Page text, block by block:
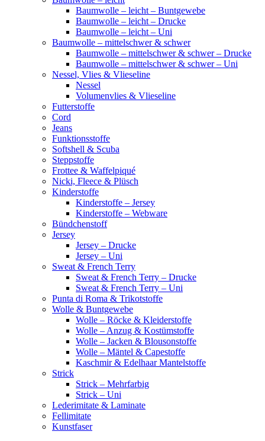
Baumwolle – leicht – Buntgewebe
Baumwolle – leicht – Drucke
Baumwolle – leicht – Uni
Baumwolle – mittelschwer & schwer
Baumwolle – mittelschwer & schwer – Drucke
Baumwolle – mittelschwer & schwer – Uni
Nessel, Vlies & Vlieseline
Nessel
Volumenvlies & Vlieseline
Futterstoffe
Cord
Jeans
Funktionsstoffe
Softshell & Scuba
Steppstoffe
Frottee & Waffelpiqué
Nicki, Fleece & Plüsch
Kinderstoffe
Kinderstoffe – Jersey
Kinderstoffe – Webware
Bündchenstoff
Jersey
Jersey – Drucke
Jersey – Uni
Sweat & French Terry
Sweat & French Terry – Drucke
Sweat & French Terry – Uni
Punta di Roma & Trikotstoffe
Wolle & Buntgewebe
Wolle – Röcke & Kleiderstoffe
Wolle – Anzug & Kostümstoffe
Wolle – Jacken & Blousonstoffe
Wolle – Mäntel & Capestoffe
Kaschmir & Edelhaar Mantelstoffe
Strick
Strick – Mehrfarbig
Strick – Uni
Lederimitate & Laminate
Fellimitate
Kunstfaser